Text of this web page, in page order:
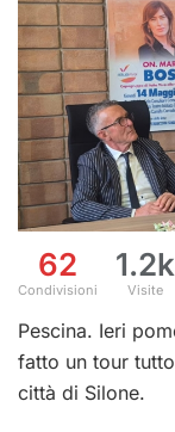
62
Condivisioni
1.2k
Visite
Pescina. Ieri
fatto un tour
città di Silone.